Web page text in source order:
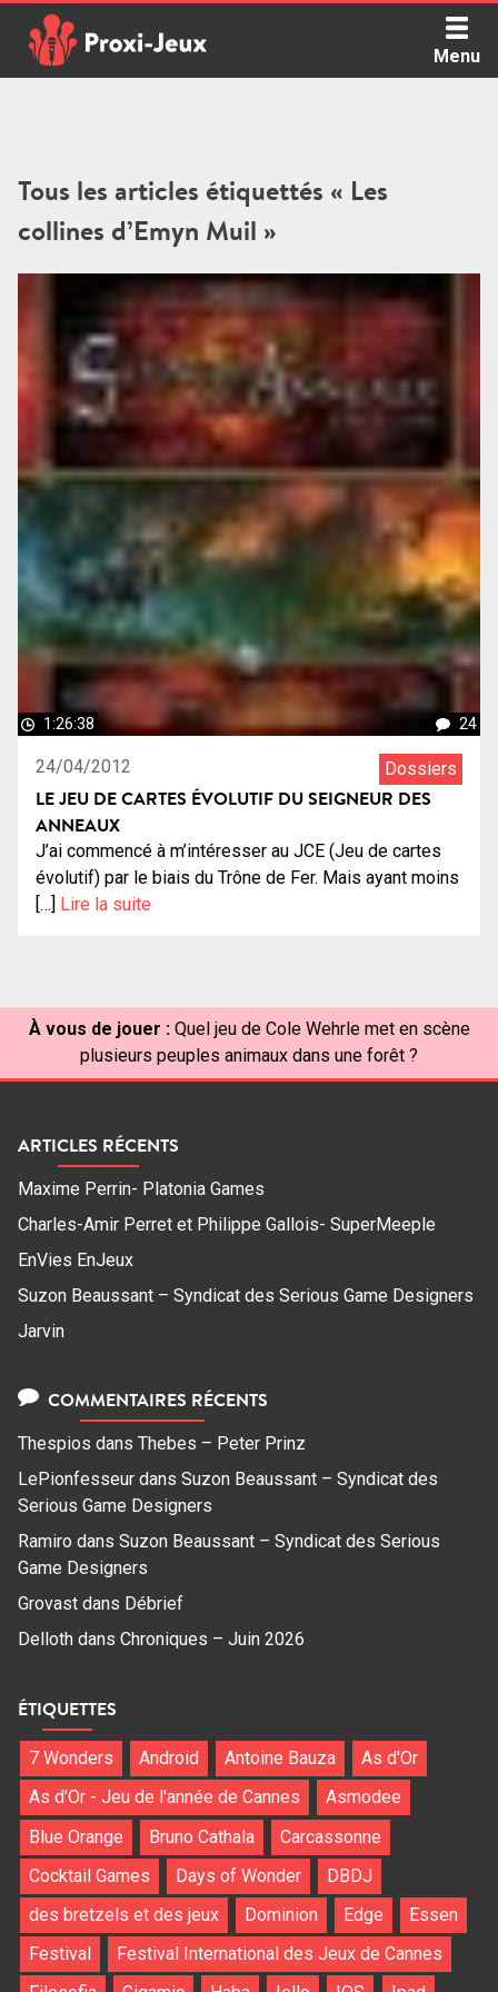
content
Menu
Tous les articles étiquettés « Les
collines d’Emyn Muil »
1:26:38 24
24/04/2012 Dossiers
LE JEU DE CARTES ÉVOLUTIF DU SEIGNEUR DES
ANNEAUX
J’ai commencé à m’intéresser au JCE (Jeu de cartes
évolutif) par le biais du Trône de Fer. Mais ayant moins
[…] Lire la suite
À vous de jouer : Quel jeu de Cole Wehrle met en scène
plusieurs peuples animaux dans une forêt ?
ARTICLES RÉCENTS
Maxime Perrin- Platonia Games
Charles-Amir Perret et Philippe Gallois- SuperMeeple
EnVies EnJeux
Suzon Beaussant – Syndicat des Serious Game Designers
Jarvin
COMMENTAIRES RÉCENTS
Thespios dans Thebes – Peter Prinz
LePionfesseur dans Suzon Beaussant – Syndicat des
Serious Game Designers
Ramiro dans Suzon Beaussant – Syndicat des Serious
Game Designers
Grovast dans Débrief
Delloth dans Chroniques – Juin 2026
ÉTIQUETTES
7 Wonders Android Antoine Bauza
As d'Or
As d'Or - Jeu de l'année de Cannes
Asmodee
Blue Orange
Bruno Cathala
Carcassonne
Cocktail Games
Days of Wonder
DBDJ
des bretzels et des jeux
Dominion Edge
Essen
Festival
Festival International des Jeux de Cannes